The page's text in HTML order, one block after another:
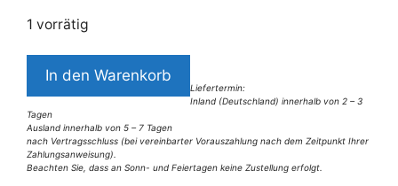
1 vorrätig
9020VT2
kleine
Voi
Crossovertasche
moos-
grün
In den Warenkorb
Liefertermin:
Inland (Deutschland) innerhalb von 2 – 3
Tagen
Ausland innerhalb von 5 – 7 Tagen
nach Vertragsschluss (bei vereinbarter Vorauszahlung nach dem Zeitpunkt Ihrer
Zahlungsanweisung).
Beachten Sie, dass an Sonn- und Feiertagen keine Zustellung erfolgt.